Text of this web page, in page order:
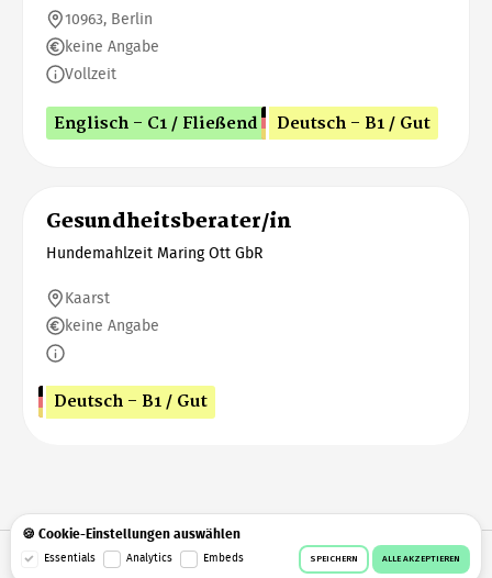
10963, Berlin
keine Angabe
Vollzeit
Englisch - C1 / Fließend Deutsch - B1 / Gut
Gesundheitsberater/in
Hundemahlzeit Maring Ott GbR
Kaarst
keine Angabe
Deutsch - B1 / Gut
© 2026 Workeer Datenschutz AGB
Impressum
🍪 Cookie-Einstellungen auswählen
Essentials Analytics Embeds SPEICHERN ALLE AKZEPTIEREN